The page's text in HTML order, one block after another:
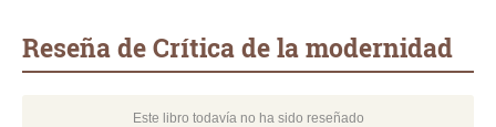
Reseña de Crítica de la modernidad
Este libro todavía no ha sido reseñado